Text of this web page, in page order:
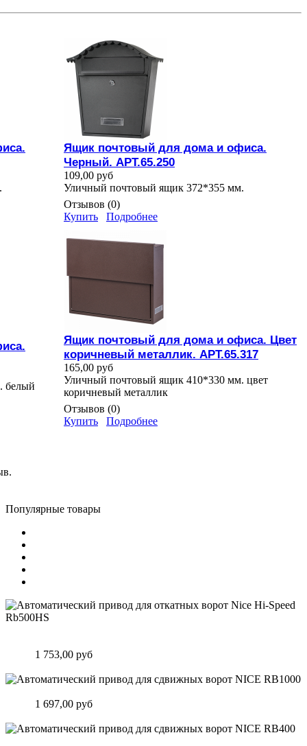
Ящик почтовый для дома и офиса.
Черный. АРТ.65.250
109,00 руб
Уличный почтовый ящик 372*355 мм.
Отзывов (0)
Купить
Подробнее
белый
Ящик почтовый для дома и офиса. Цвет
коричневый металлик. АРТ.65.317
165,00 руб
Уличный почтовый ящик 410*330 мм. цвет
коричневый металлик
Отзывов (0)
Купить
Подробнее
Популярные товары
1 753,00 руб
1 697,00 руб